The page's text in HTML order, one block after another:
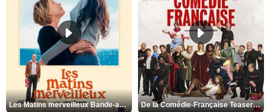
Les Matins merveilleux Bande-annonce VF De la Comédie-Française Teaser VF